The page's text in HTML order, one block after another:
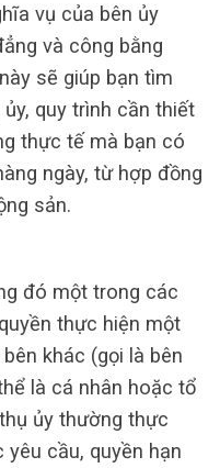
vụ của bên ủy
và công bằng
sẽ giúp bạn tìm
quy trình cần thiết
thực tế mà bạn có
ngày, từ hợp đồng
sản.
đó một trong các
thực hiện một
khác (gọi là bên
là cá nhân hoặc tổ
ủy thường thực
cầu, quyền hạn